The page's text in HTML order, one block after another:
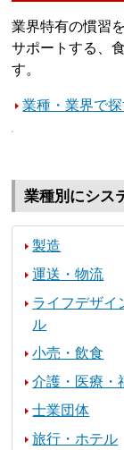
業界特有の慣習
サポートする、
す。
業種・業界で
業種別にシス
製造
運送・物流
ライフデザイ
ル
小売・飲食
介護・医療・
士業団体
旅行・ホテル